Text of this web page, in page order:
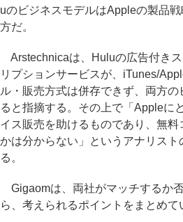
uのビジネスモデルはAppleの製品
方だ。
Arstechnicaは、Huluの広告付き
リプションサービスが、iTunes/
ル・販売方式は併存できず、両方
ると指摘する。その上で「Appleに
イス販売を助けるものであり、無
かは分からない」というアナリス
る。
Gigaomは、両社がマッチするか
ら、考えられるポイントをまとめて